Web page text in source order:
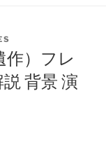
作）フレ
背景 演